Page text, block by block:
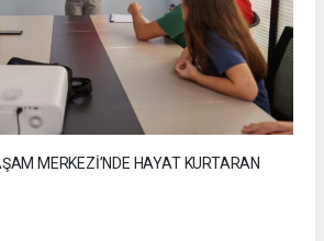
MERKEZİ’NDE HAYAT KURTARAN